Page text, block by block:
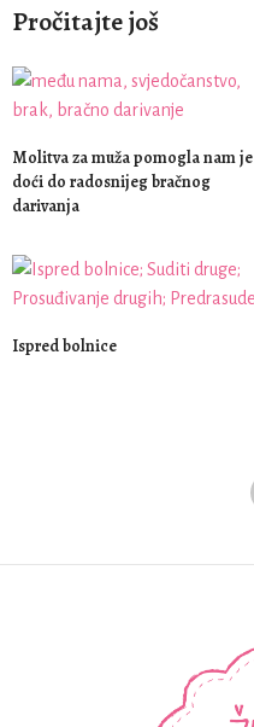
Pročitajte još
Molitva za muža pomogla nam je
doći do radosnijeg bračnog
darivanja
Ispred bolnice